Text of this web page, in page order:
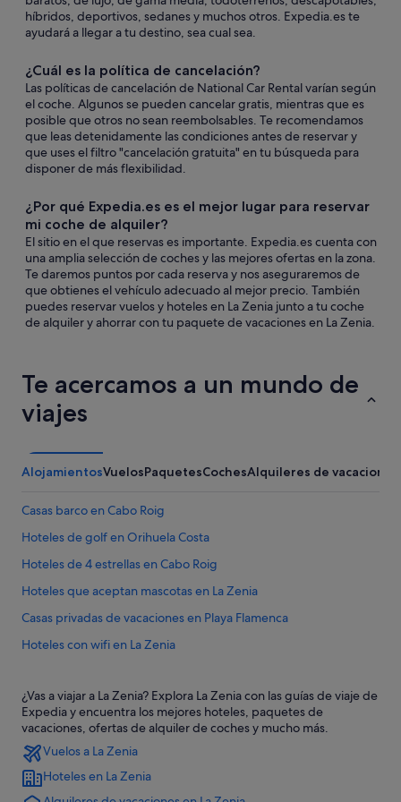
híbridos, deportivos, sedanes y muchos otros. Expedia.es te
ayudará a llegar a tu destino, sea cual sea.
¿Cuál es la política de cancelación?
Las políticas de cancelación de National Car Rental varían según
el coche. Algunos se pueden cancelar gratis, mientras que es
posible que otros no sean reembolsables. Te recomendamos
que leas detenidamente las condiciones antes de reservar y
que uses el filtro "cancelación gratuita" en tu búsqueda para
disponer de más flexibilidad.
¿Por qué Expedia.es es el mejor lugar para reservar
mi coche de alquiler?
El sitio en el que reservas es importante. Expedia.es cuenta con
una amplia selección de coches y las mejores ofertas en la zona.
Te daremos puntos por cada reserva y nos aseguraremos de
que obtienes el vehículo adecuado al mejor precio. También
puedes reservar vuelos y hoteles en La Zenia junto a tu coche
de alquiler y ahorrar con tu paquete de vacaciones en La Zenia.
Te acercamos a un mundo de
viajes
AlojamientosVuelosPaquetesCochesAlquileres de vacaciones
Casas barco en Cabo Roig
Hoteles de golf en Orihuela Costa
Hoteles de 4 estrellas en Cabo Roig
Hoteles que aceptan mascotas en La Zenia
Casas privadas de vacaciones en Playa Flamenca
Hoteles con wifi en La Zenia
Hoteles de golf en La Zenia
Casas privadas de vacaciones en Cabo Roig
Villas en La Zenia
Casas de campo en Playa Flamenca
¿Vas a viajar a La Zenia? Explora La Zenia con las guías de viaje de
Expedia y encuentra los mejores hoteles, paquetes de
vacaciones, ofertas de alquiler de coches y mucho más.
Vuelos a La Zenia
Hoteles en La Zenia